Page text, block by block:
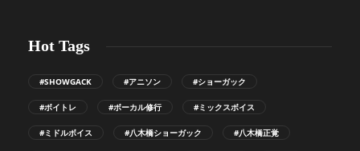
Hot Tags
#SHOWGACK #アニソン #ショーガック
#ボイトレ #ボーカル修行 #ミックスボイス
#ミドルボイス #八木橋ショーガック #八木橋正覚